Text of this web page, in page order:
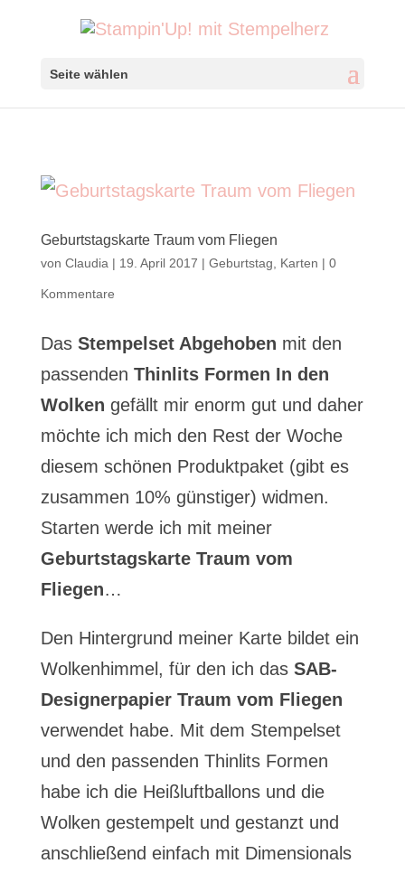
Seite wählen
Geburtstagskarte Traum vom Fliegen
von Claudia | 19. April 2017 | Geburtstag Karten | 0
Kommentare
Das Stempelset Abgehoben mit den
passenden Thinlits Formen In den
Wolken gefällt mir enorm gut und daher
möchte ich mich den Rest der Woche
diesem schönen Produktpaket (gibt es
zusammen 10% günstiger) widmen.
Starten werde ich mit meiner
Geburtstagskarte Traum vom
Fliegen…
Den Hintergrund meiner Karte bildet ein
Wolkenhimmel, für den ich das SAB-
Designerpapier Traum vom Fliegen
verwendet habe. Mit dem Stempelset
und den passenden Thinlits Formen
habe ich die Heißluftballons und die
Wolken gestempelt und gestanzt und
anschließend einfach mit Dimensionals